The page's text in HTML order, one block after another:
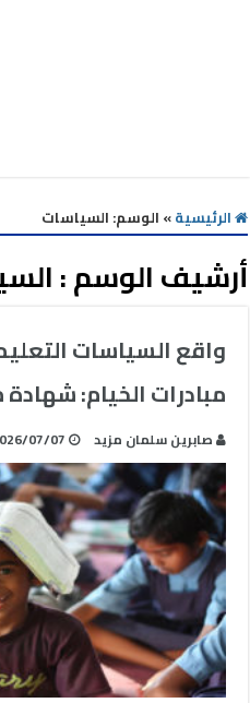
الرئيسية» الوسم: السياسات
أرشيف الوسم :
واقع السياسات
مبادرات الخيام:
صابرين سلمان مزيد 07/07